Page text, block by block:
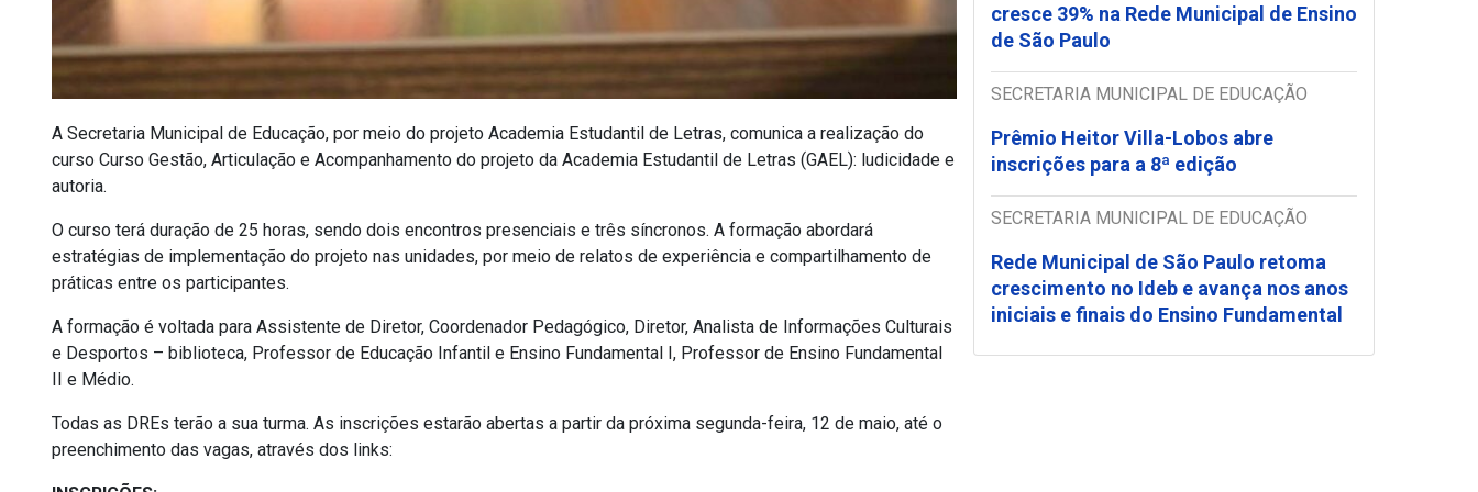
A Secretaria Municipal de Educação, por meio do projeto Academia Estudantil de Letras, comunica a realização do
curso Curso Gestão, Articulação e Acompanhamento do projeto da Academia Estudantil de Letras (GAEL): ludicidade e
autoria.
O curso terá duração de 25 horas, sendo dois encontros presenciais e três síncronos. A formação abordará
estratégias de implementação do projeto nas unidades, por meio de relatos de experiência e compartilhamento de
práticas entre os participantes.
A formação é voltada para Assistente de Diretor, Coordenador Pedagógico, Diretor, Analista de Informações Culturais
e Desportos – biblioteca, Professor de Educação Infantil e Ensino Fundamental I, Professor de Ensino Fundamental
II e Médio.
Todas as DREs terão a sua turma. As inscrições estarão abertas a partir da próxima segunda-feira, 12 de maio, até o
preenchimento das vagas, através dos links:
cresce 39% na Rede Municipal de Ensino
de São Paulo
SECRETARIA MUNICIPAL DE EDUCAÇÃO
Prêmio Heitor Villa-Lobos abre
inscrições para a 8ª edição
SECRETARIA MUNICIPAL DE EDUCAÇÃO
Rede Municipal de São Paulo retoma
crescimento no Ideb e avança nos anos
iniciais e finais do Ensino Fundamental